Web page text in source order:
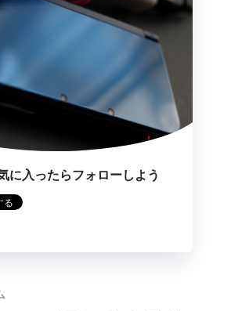
に入ったらフォローしよう